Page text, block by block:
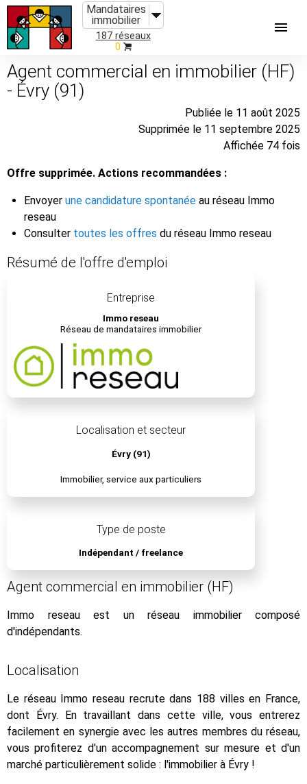
Mandataires
immobilier
187 réseaux
0
Agent commercial en immobilier (HF)
- Évry (91)
Publiée le 11 août 2025
Supprimée le 11 septembre 2025
Affichée 74 fois
Offre supprimée. Actions recommandées :
Envoyer une candidature spontanée au réseau Immo
reseau
Consulter toutes les offres du réseau Immo reseau
Résumé de l'offre d'emploi
Entreprise
Immo reseau
Réseau de mandataires immobilier
Localisation et secteur
Évry (91)
Immobilier, service aux particuliers
Type de poste
Indépendant / freelance
Agent commercial en immobilier (HF)
Immo reseau est un réseau immobilier composé
d'indépendants.
Localisation
Le réseau Immo reseau recrute dans 188 villes en France,
dont Évry. En travaillant dans cette ville, vous entrerez
facilement en synergie avec les autres membres du réseau,
vous profiterez d'un accompagnement sur mesure et d'un
marché particulièrement solide : l'immobilier à Évry !